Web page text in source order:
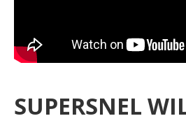
SUPERSNEL